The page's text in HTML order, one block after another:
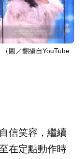
圖／翻攝自YouTube
信笑容，繼續
在定點動作時